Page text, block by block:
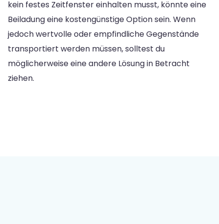
kein festes Zeitfenster einhalten musst, könnte eine
Beiladung eine kostengünstige Option sein. Wenn
jedoch wertvolle oder empfindliche Gegenstände
transportiert werden müssen, solltest du
möglicherweise eine andere Lösung in Betracht
ziehen.